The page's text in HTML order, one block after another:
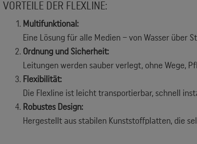
VORTEILE DER FLEXLINE:
Multifunktional:
Eine Lösung für alle Medien – von Wasser über
Ordnung und Sicherheit:
Leitungen werden sauber verlegt, ohne Wege,
Flexibilität:
Die Flexline ist leicht transportierbar, schnell
Robustes Design:
Hergestellt aus stabilen Kunststoffplatten, die